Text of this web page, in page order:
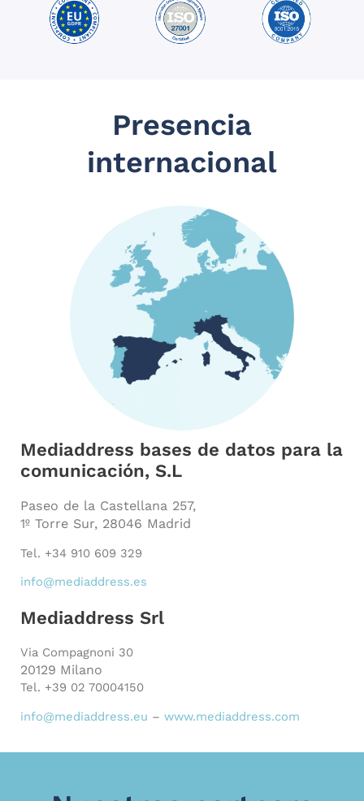
Presencia
internacional
Mediaddress bases de datos para la
comunicación, S.L
Paseo de la Castellana 257,
1º Torre Sur, 28046 Madrid
Tel. +34 910 609 329
info@mediaddress.es
Mediaddress Srl
Via Compagnoni 30
20129 Milano
Tel. +39 02 70004150
info@mediaddress.eu – www.mediaddress.com